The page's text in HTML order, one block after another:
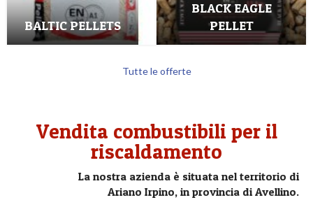
BALTIC PELLETS
BLACK EAGLE
PELLET
Tutte le offerte
Vendita combustibili per il
riscaldamento​
La nostra azienda è situata nel territorio di
Ariano Irpino, in provincia di Avellino.